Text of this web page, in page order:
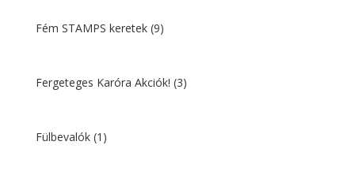
Fém STAMPS keretek (9)
Fergeteges Karóra Akciók! (3)
Fülbevalók (1)